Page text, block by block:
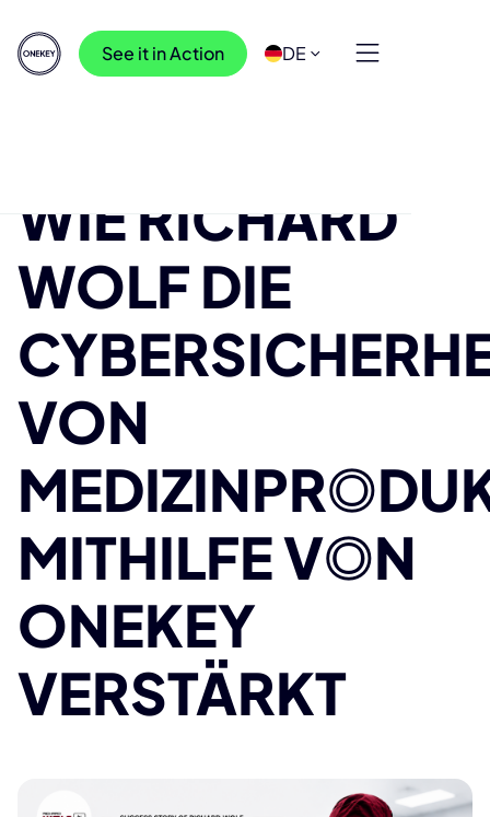
See it in Action DE
WIE RICHARD
WOLF DIE
VON
MEDIZINPRO
MITHILFE VON
ONEKEY
VERSTÄRKT